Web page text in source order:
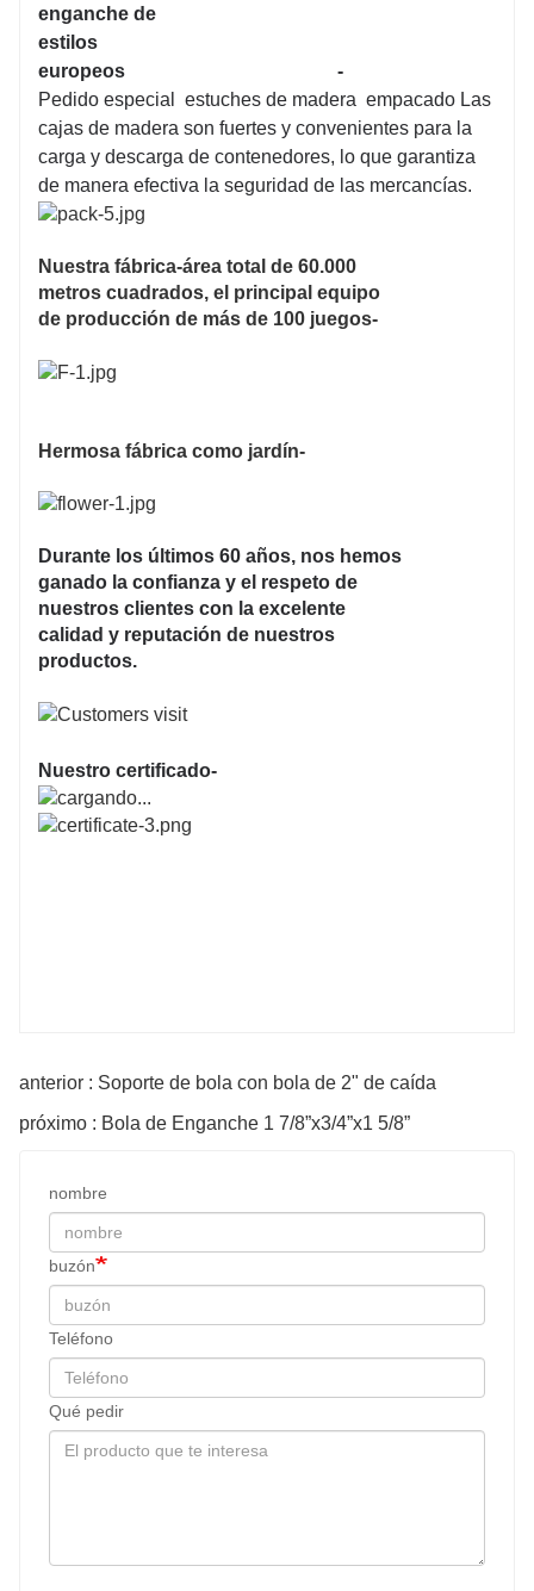
enganche de
estilos
europeos
-
Pedido especial estuches de madera empacado Las
cajas de madera son fuertes y convenientes para la
carga y descarga de contenedores, lo que garantiza
de manera efectiva la seguridad de las mercancías.
Nuestra fábrica-área total de 60.000
metros cuadrados, el principal equipo
de producción de más de 100 juegos-
Hermosa fábrica como jardín-
Durante los últimos 60 años, nos hemos
ganado la confianza y el respeto de
nuestros clientes con la excelente
calidad y reputación de nuestros
productos.
Nuestro certificado-
anterior : Soporte de bola con bola de 2" de caída
próximo : Bola de Enganche 1 7/8”x3/4”x1 5/8”
nombre
buzón
Teléfono
Qué pedir